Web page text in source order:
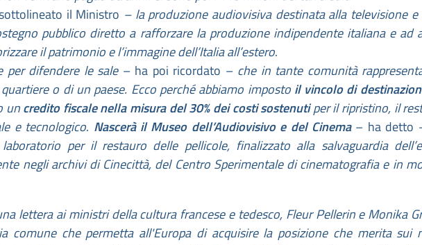
il Ministro – la produzione audiovisiva destinata alla televisione
pubblico diretto a rafforzare la produzione indipendente italiana e ad
il patrimonio e l’immagine dell’Italia all’estero.
per difendere le sale– ha poi ricordato – che in tante comunità
o di un paese. Ecco perché abbiamo imposto il vincolo di
uncredito fiscale nella misura del 30% dei costi sostenutiper il ripristino, il
e tecnologico. Nascerà il Museo dell’Audiovisivo e del Cinema – ha detto
per il restauro delle pellicole, finalizzato alla salvaguardia
negli archivi di Cinecittà, del Centro Sperimentale di cinematografia e in
lettera ai ministri della cultura francese e tedesco, Fleur Pellerin e Monika
comune che permetta all'Europa di acquisire la posizione che merita sui